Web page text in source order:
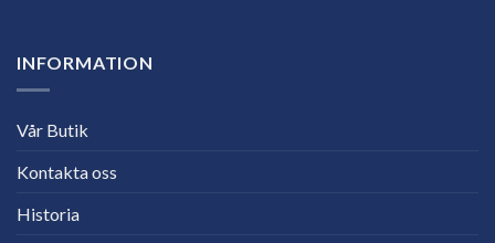
INFORMATION
Vår Butik
Kontakta oss
Historia